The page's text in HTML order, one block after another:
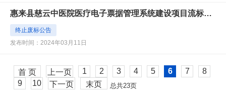
惠来县慈云中医院医疗电子票据管理系统建设项目流标公告
终止废标公告
发布时间：2024年03月11日
首 页 上一页 1 2 3 4 5 6 7
8
9
10 下一页 末页 总共23页